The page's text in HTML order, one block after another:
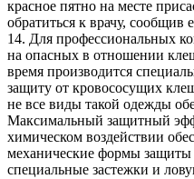
красное пятно на месте
обратиться к врачу,
14. Для профессиональных
на опасных в отношении
время производится
защиту от кровососущих
не все виды такой одежды
Максимальный защитный
химическом воздействии
механические формы
специальные застежки и